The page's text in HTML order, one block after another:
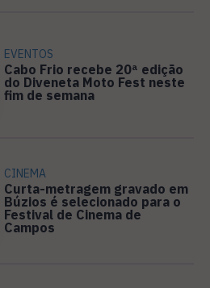
EVENTOS
Cabo Frio recebe 20ª edição
do Diveneta Moto Fest neste
fim de semana
CINEMA
Curta-metragem gravado em
Búzios é selecionado para o
Festival de Cinema de
Campos